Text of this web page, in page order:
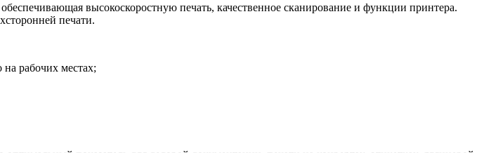
высокоскоростную печать, качественное сканирование и функции принтера.
печати.
рабочих местах;